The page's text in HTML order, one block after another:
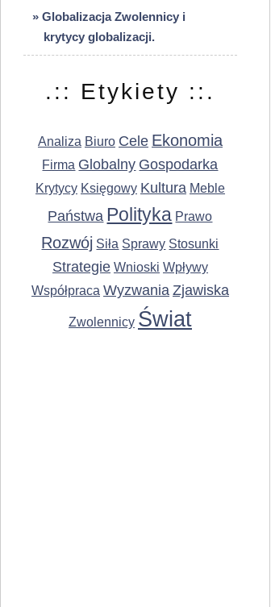
» Globalizacja Zwolennicy i
krytycy globalizacji.
.:: Etykiety ::.
Analiza Biuro Cele Ekonomia
Firma Globalny Gospodarka
Krytycy Księgowy Kultura Meble
Państwa Polityka Prawo
Rozwój Siła Sprawy Stosunki
Strategie Wnioski Wpływy
Współpraca Wyzwania Zjawiska
Zwolennicy Świat